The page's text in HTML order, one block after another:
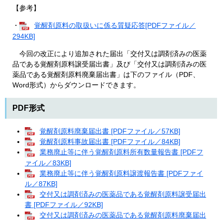
【参考】
・
覚醒剤原料の取扱いに係る質疑応答[PDFファイル／
294KB]
今回の改正により追加された届出「交付又は調剤済みの医薬
品である覚醒剤原料譲受届出書」及び「交付又は調剤済みの医
薬品である覚醒剤原料廃棄届出書」は下のファイル（PDF、
Word形式）からダウンロードできます。
PDF形式
覚醒剤原料廃棄届出書 [PDFファイル／57KB]
覚醒剤原料事故届出書 [PDFファイル／84KB]
業務廃止等に伴う覚醒剤原料所有数量報告書 [PDFフ
ァイル／83KB]
業務廃止等に伴う覚醒剤原料譲渡報告書 [PDFファイ
ル／87KB]
交付又は調剤済みの医薬品である覚醒剤原料譲受届出
書 [PDFファイル／92KB]
交付又は調剤済みの医薬品である覚醒剤原料廃棄届出